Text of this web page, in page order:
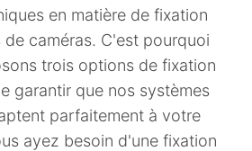
en matière de fixation
caméras. C'est pourquoi
trois options de fixation
garantir que nos systèmes
parfaitement à votre
ayez besoin d'une fixation